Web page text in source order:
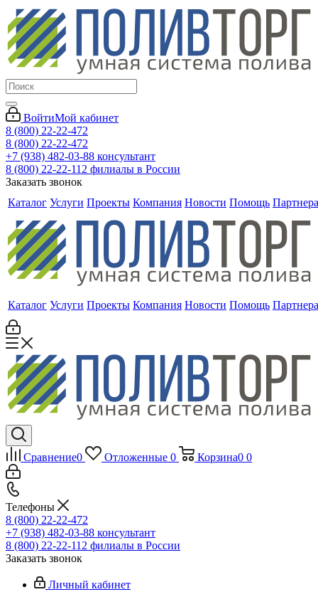
ВойтиМой кабинет
8 (800) 22-22-472
8 (800) 22-22-472
+7 (938) 482-03-88 консультант
8 (800) 22-22-112 филиалы в России
Заказать звонок
Каталог Услуги Проекты Компания Новости Помощь
Каталог Услуги Проекты Компания Новости Помощь
Сравнение0 Отложенные 0 Корзина0 0
Телефоны
8 (800) 22-22-472
+7 (938) 482-03-88 консультант
8 (800) 22-22-112 филиалы в России
Заказать звонок
Личный кабинет